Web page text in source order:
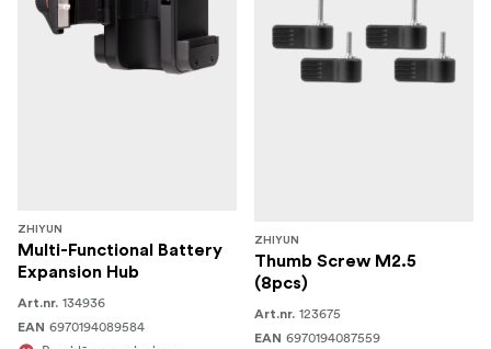
ZHIYUN
Multi-Functional Battery
Expansion Hub
Art.nr. 134936
EAN 6970194089584
ZHIYUN
Thumb Screw M2.5
(8pcs)
Art.nr. 123675
EAN 6970194087559